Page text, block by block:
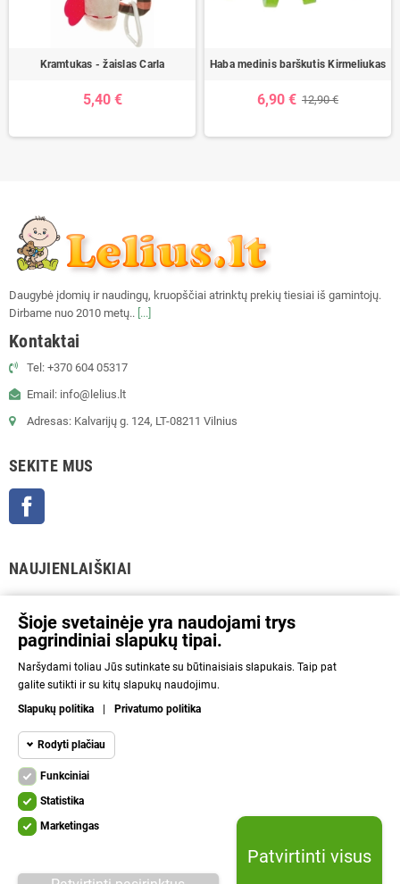
Kramtukas - žaislas Carla
5,40 €
Haba medinis barškutis Kirmeliukas
6,90 € 12,90 €
Daugybė įdomių ir naudingų, kruopščiai atrinktų prekių tiesiai iš gamintojų.
Dirbame nuo 2010 metų.. [...]
Kontaktai
Tel: +370 604 05317
Email: info@lelius.lt
Adresas: Kalvarijų g. 124, LT-08211 Vilnius
SEKITE MUS
NAUJIENLAIŠKIAI
informaciją rasite parduotuvės taisyklėse.
Aš sutinku su Privatumo politika ir asmens duomenų tvarkymu.
INFORMACIJA
NAUDINGA
KITA
Šioje svetainėje yra naudojami trys
pagrindiniai slapukų tipai.
Naršydami toliau Jūs sutinkate su būtinaisiais slapukais. Taip pat
galite sutikti ir su kitų slapukų naudojimu.
Slapukų politika
Privatumo politika
Rodyti plačiau
Funkciniai
Be šių slapukų svetainė neveiks tinkamai.
SystemSystem required cookie.
Statistikos
Funkciniai
Statistika
Marketingas
Patvirtinti visus
Lelius.lt © 2010 - 2026 | Be sutikimo draudžiama kopijuoti ir platinti svetainėje